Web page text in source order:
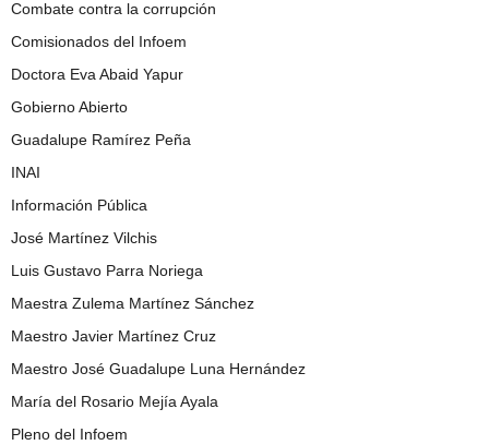
Combate contra la corrupción
Comisionados del Infoem
Doctora Eva Abaid Yapur
Gobierno Abierto
Guadalupe Ramírez Peña
INAI
Información Pública
José Martínez Vilchis
Luis Gustavo Parra Noriega
Maestra Zulema Martínez Sánchez
Maestro Javier Martínez Cruz
Maestro José Guadalupe Luna Hernández
María del Rosario Mejía Ayala
Pleno del Infoem